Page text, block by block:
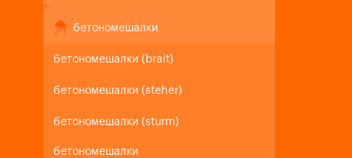
+-
бетономешалки
бетономешалки (brait)
бетономешалки (steher)
бетономешалки (sturm)
бетономешалки